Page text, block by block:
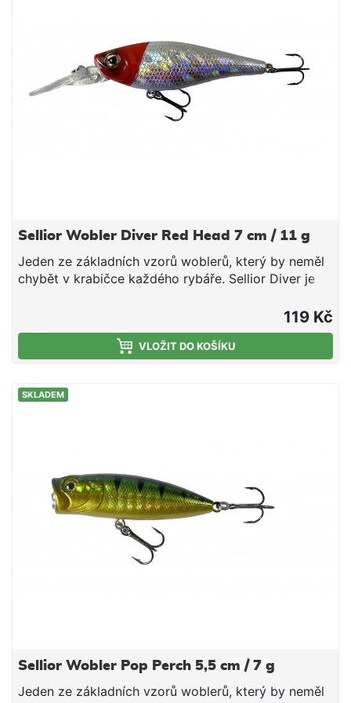
Sellior Wobler Diver Red Head 7 cm / 11 g
Jeden ze základních vzorů woblerů, který by neměl
chybět v krabičce každého rybáře. Sellior Diver je
candátů, bolenů a sumců. Wobler je vybaven dvěma
velmi kvalitními trojháčky od značky VMC. Plastové
tělo obsahuje ocelové kuličky, které fungují jako
Zvukový Plovoucí Jednodílný Délka 7 cm Hmotnost
119 Kč
VLOŽIT DO KOŠÍKU
SKLADEM
Sellior Wobler Pop Perch 5,5 cm / 7 g
Jeden ze základních vzorů woblerů, který by neměl